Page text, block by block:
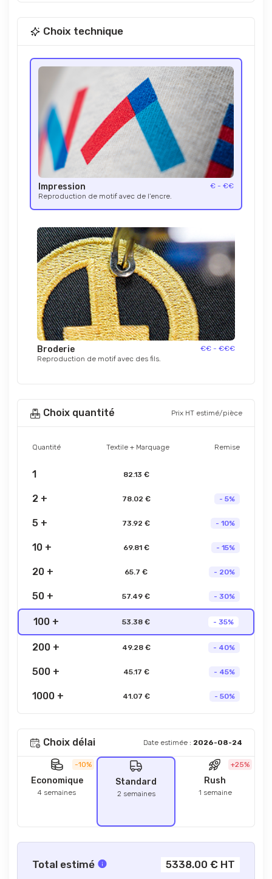
Choix technique
Impression
€ - €€
Reproduction de motif avec de l’encre.
Broderie
€€ - €€€
Reproduction de motif avec des fils.
Choix quantité Prix HT estimé/pièce
Quantité Textile + Marquage Remise
1 82.13 €
2 + 78.02 € - 5%
5 + 73.92 € - 10%
10 + 69.81 € - 15%
20 + 65.7 € - 20%
50 + 57.49 € - 30%
100 + 53.38 € - 35%
200 + 49.28 € - 40%
500 + 45.17 € - 45%
1000 + 41.07 € - 50%
Choix délai Date estimée : 2026-08-24
-10%
Economique
4 semaines
Standard
2 semaines
+25%
Rush
1 semaine
Total estimé 5338.00 € HT